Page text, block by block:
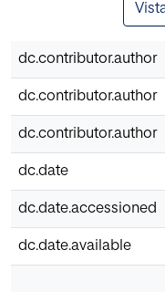
dc.contributor.author
dc.contributor.author
dc.contributor.author
dc.date
dc.date.accessioned
dc.date.available